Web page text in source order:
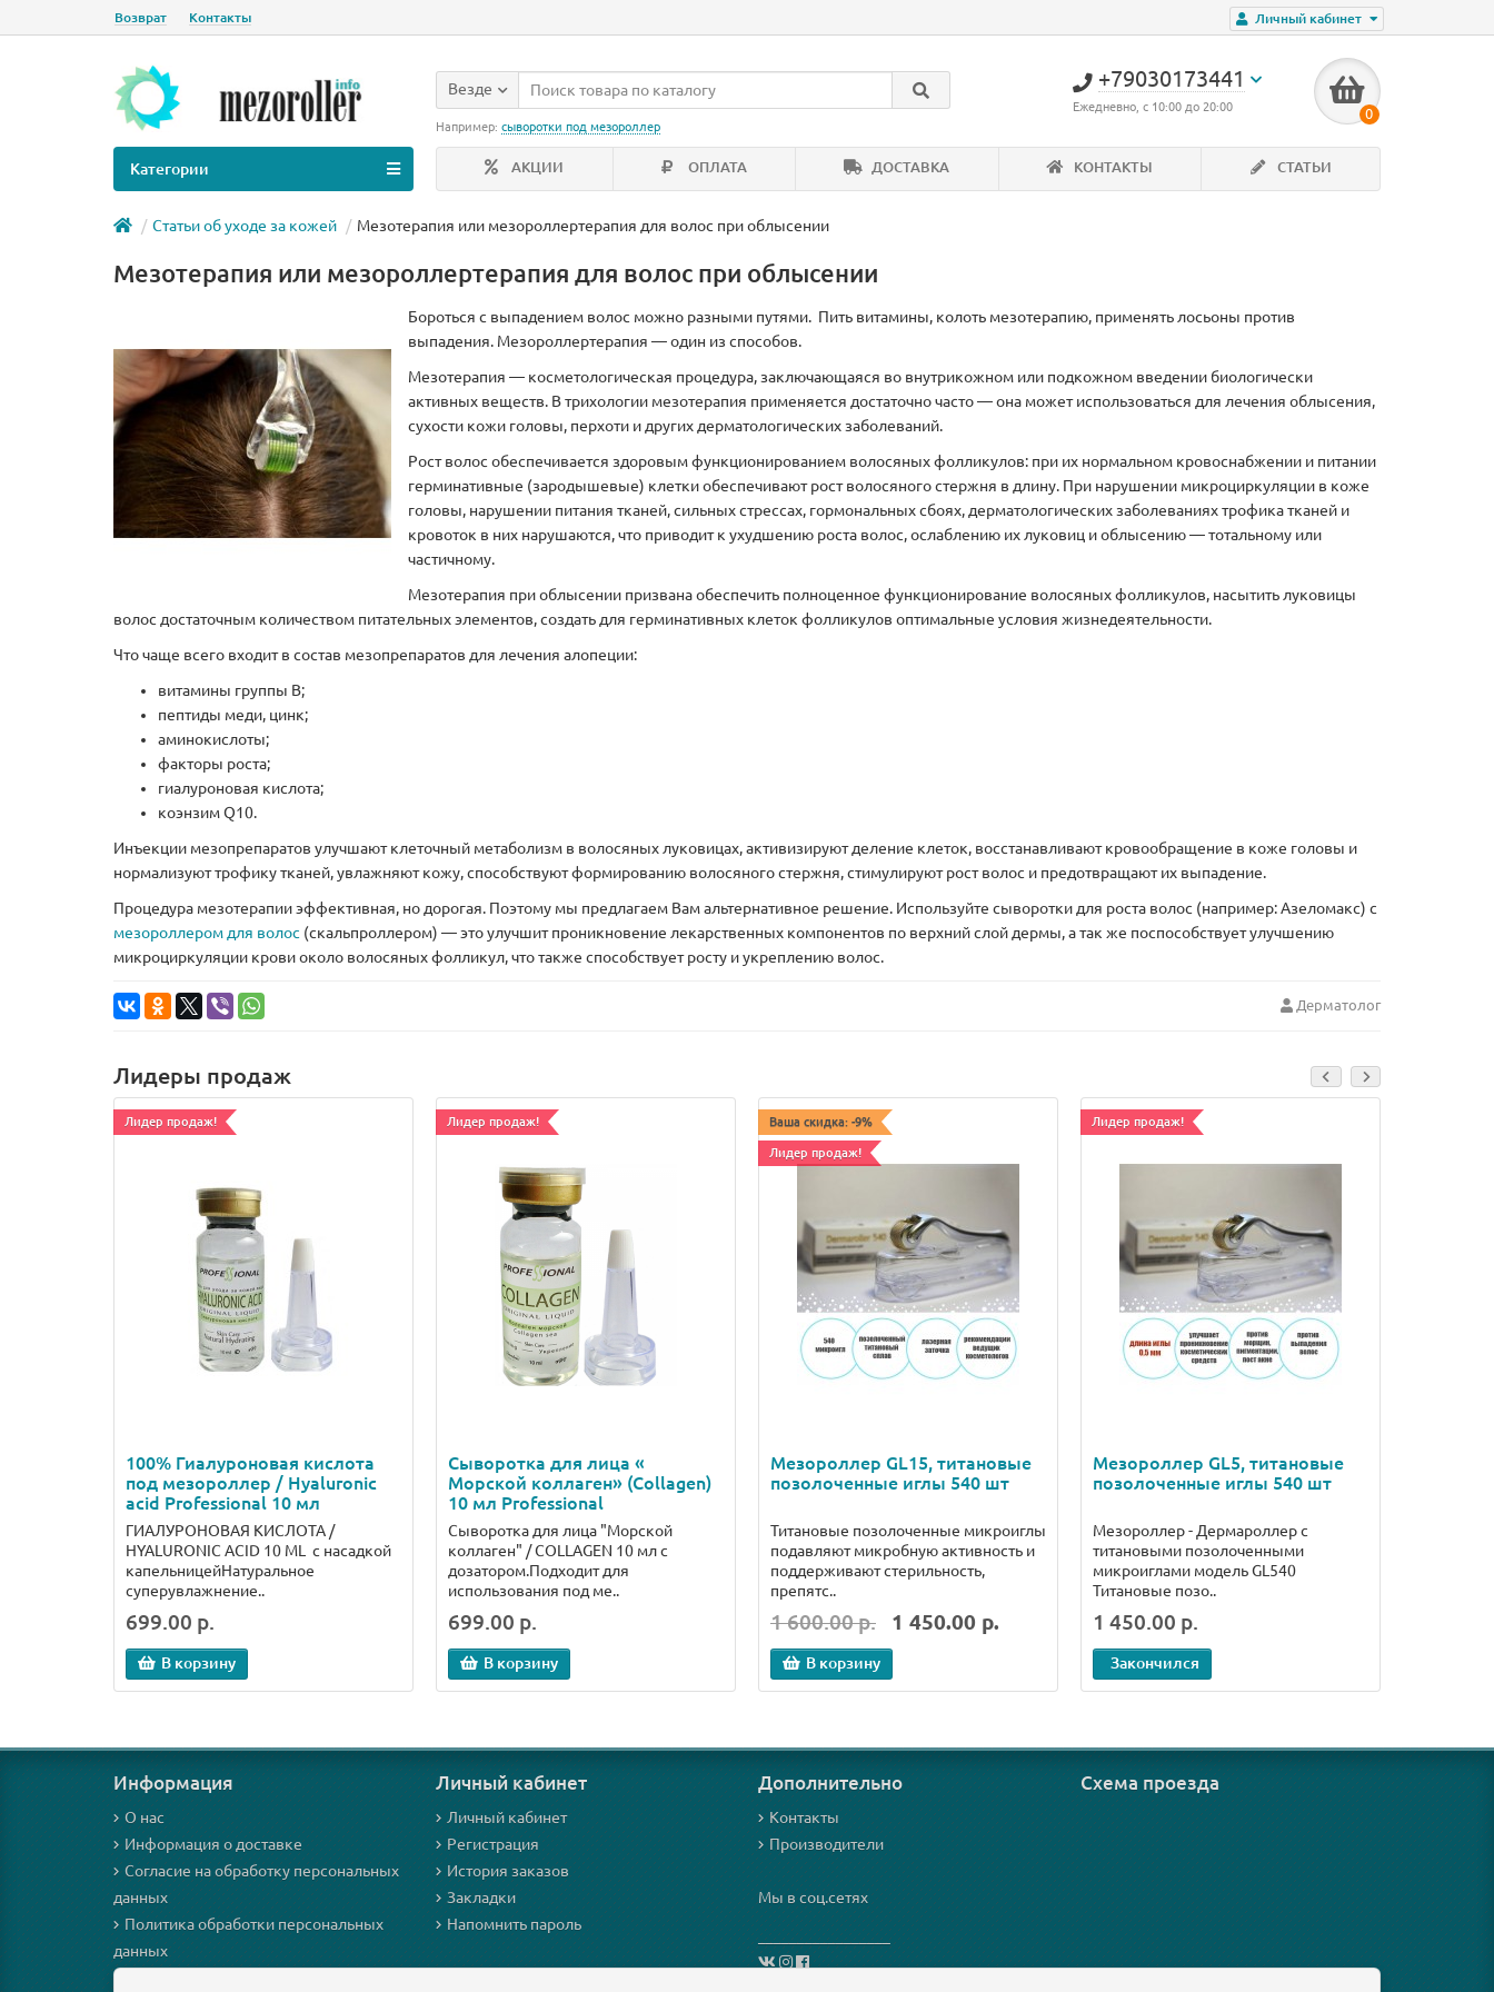
Личный кабинет
Возврат Контакты
+79030173441
Ежедневно, с 10:00 до 20:00 0
Везде
Например: сыворотки под мезороллер
АКЦИИ ОПЛАТА ДОСТАВКА КОНТАКТЫ СТАТЬИ
Категории
Статьи об уходе за кожей Мезотерапия или мезороллертерапия для волос при облысении
Мезотерапия или мезороллертерапия для волос при облысении
Бороться с выпадением волос можно разными путями. Пить витамины, колоть мезотерапию, применять лосьоны против
выпадения. Мезороллертерапия — один из способов.
Мезотерапия — косметологическая процедура, заключающаяся во внутрикожном или подкожном введении биологически
активных веществ. В трихологии мезотерапия применяется достаточно часто — она может использоваться для лечения облысения,
сухости кожи головы, перхоти и других дерматологических заболеваний.
Рост волос обеспечивается здоровым функционированием волосяных фолликулов: при их нормальном кровоснабжении и питании
герминативные (зародышевые) клетки обеспечивают рост волосяного стержня в длину. При нарушении микроциркуляции в коже
головы, нарушении питания тканей, сильных стрессах, гормональных сбоях, дерматологических заболеваниях трофика тканей и
кровоток в них нарушаются, что приводит к ухудшению роста волос, ослаблению их луковиц и облысению — тотальному или
частичному.
Мезотерапия при облысении призвана обеспечить полноценное функционирование волосяных фолликулов, насытить луковицы
волос достаточным количеством питательных элементов, создать для герминативных клеток фолликулов оптимальные условия жизнедеятельности.
Что чаще всего входит в состав мезопрепаратов для лечения алопеции:
витамины группы В;
пептиды меди, цинк;
аминокислоты;
факторы роста;
гиалуроновая кислота;
коэнзим Q10.
Инъекции мезопрепаратов улучшают клеточный метаболизм в волосяных луковицах, активизируют деление клеток, восстанавливают кровообращение в коже головы и
нормализуют трофику тканей, увлажняют кожу, способствуют формированию волосяного стержня, стимулируют рост волос и предотвращают их выпадение.
Процедура мезотерапии эффективная, но дорогая. Поэтому мы предлагаем Вам альтернативное решение. Используйте сыворотки для роста волос (например: Азеломакс) с
мезороллером для волос (скальпроллером) — это улучшит проникновение лекарственных компонентов по верхний слой дермы, а так же поспособствует улучшению
микроциркуляции крови около волосяных фолликул, что также способствует росту и укреплению волос.
Дерматолог
Лидеры продаж
Лидер продаж!
100% Гиалуроновая кислота
под мезороллер / Hyaluronic
acid Professional 10 мл
ГИАЛУРОНОВАЯ КИСЛОТА /
HYALURONIC ACID 10 ML с насадкой
капельницейНатуральное
суперувлажнение..
699.00 р.
В корзину
Лидер продаж!
Сыворотка для лица «
Морской коллаген» (Collagen)
10 мл Professional
Сыворотка для лица "Морской
коллаген" / COLLAGEN 10 мл с
дозатором.Подходит для
использования под ме..
699.00 р.
В корзину
Ваша скидка: -9%
Лидер продаж!
Мезороллер GL15, титановые
позолоченные иглы 540 шт
Титановые позолоченные микроиглы
подавляют микробную активность и
поддерживают стерильность,
препятс..
1 600.00 р. 1 450.00 р.
В корзину
Лидер продаж!
Мезороллер GL5, титановые
позолоченные иглы 540 шт
Мезороллер - Дермароллер с
титановыми позолоченными
микроиглами модель GL540
Титановые позо..
1 450.00 р.
Закончился
Информация
О нас
Информация о доставке
Согласие на обработку персональных
данных
Политика обработки персональных
данных
Личный кабинет
Личный кабинет
Регистрация
История заказов
Закладки
Напомнить пароль
Дополнительно
Контакты
Производители
Мы в соц.сетях
_________________
Схема проезда